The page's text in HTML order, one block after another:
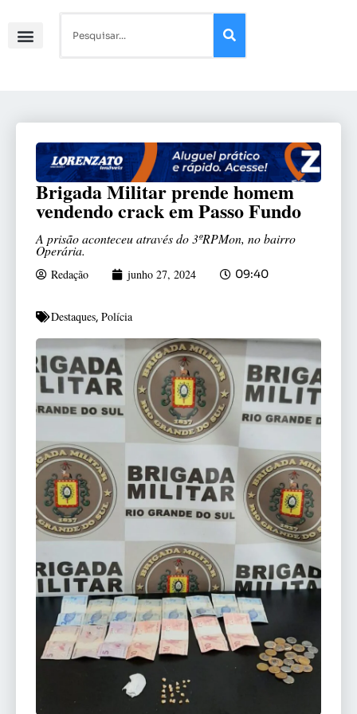
Brigada Militar prende homem
vendendo crack em Passo Fundo
A prisão aconteceu através do 3ºRPMon, no bairro
Operária.
Redação junho 27, 2024 09:40
Destaques, Polícia